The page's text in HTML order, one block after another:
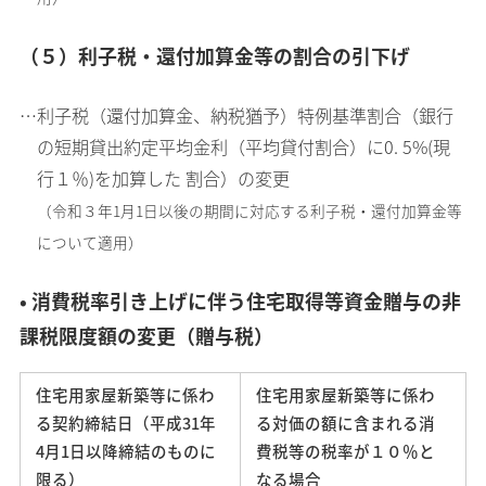
（５）利子税・還付加算金等の割合の引下げ
…利子税（還付加算金、納税猶予）特例基準割合（銀行
の短期貸出約定平均金利（平均貸付割合）に0. 5%(現
行１％)を加算した 割合）の変更
（令和３年1月1日以後の期間に対応する利子税・還付加算金等
について適用）
• 消費税率引き上げに伴う住宅取得等資金贈与の非
課税限度額の変更（贈与税）
住宅用家屋新築等に係わ
る契約締結日（平成31年
4月1日以降締結のものに
限る）
住宅用家屋新築等に係わ
る対価の額に含まれる消
費税等の税率が１０％と
なる場合